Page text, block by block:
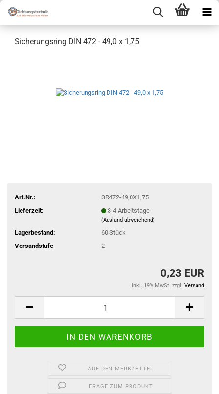
Sicherungsring DIN 472 - 49,0 x 1,75
Art.Nr.:
SR472-49,0X1,75
Lieferzeit:
3-4 Arbeitstage
(Ausland abweichend)
Lagerbestand: 60 Stück
Versandstufe
2
0,23 EUR
inkl. 19% MwSt. zzgl. Versand
AUF DEN MERKZETTEL
FRAGE ZUM PRODUKT